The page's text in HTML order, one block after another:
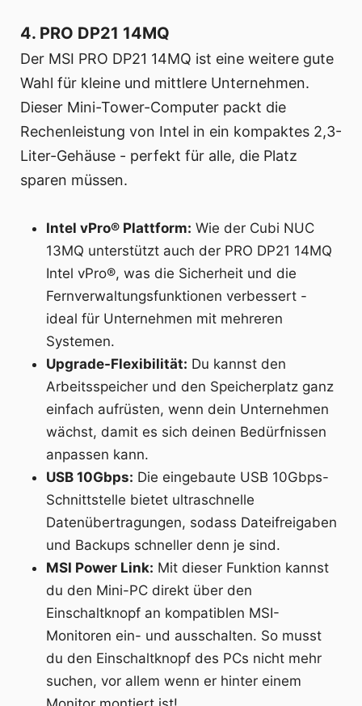
4. PRO DP21 14MQ
Der MSI PRO DP21 14MQ ist eine weitere gute
Wahl für kleine und mittlere Unternehmen.
Dieser Mini-Tower-Computer packt die
Rechenleistung von Intel in ein kompaktes 2,3-
Liter-Gehäuse - perfekt für alle, die Platz
sparen müssen.
Intel vPro® Plattform: Wie der Cubi NUC
13MQ unterstützt auch der PRO DP21 14MQ
Intel vPro®, was die Sicherheit und die
Fernverwaltungsfunktionen verbessert -
ideal für Unternehmen mit mehreren
Systemen.
Upgrade-Flexibilität: Du kannst den
Arbeitsspeicher und den Speicherplatz ganz
einfach aufrüsten, wenn dein Unternehmen
wächst, damit es sich deinen Bedürfnissen
anpassen kann.
USB 10Gbps: Die eingebaute USB 10Gbps-
Schnittstelle bietet ultraschnelle
Datenübertragungen, sodass Dateifreigaben
und Backups schneller denn je sind.
MSI Power Link: Mit dieser Funktion kannst
du den Mini-PC direkt über den
Einschaltknopf an kompatiblen MSI-
Monitoren ein- und ausschalten. So musst
du den Einschaltknopf des PCs nicht mehr
suchen, vor allem wenn er hinter einem